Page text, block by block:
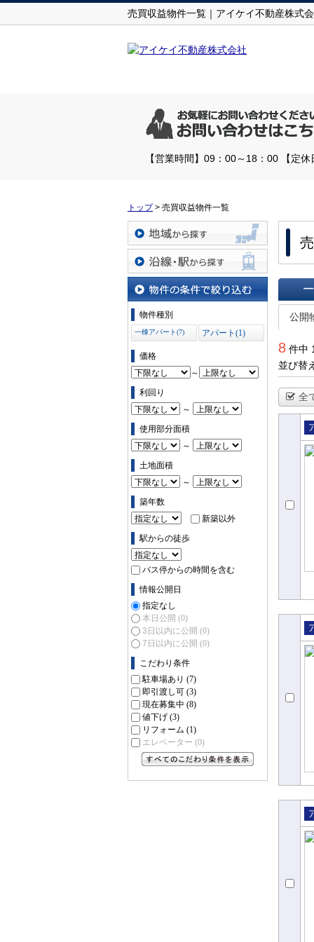
売買収益物件一覧｜アイケイ不動産株式
【営業時間】09：00～18：00 【定
トップ> 売買収益物件一覧
地域から探す
沿線・駅から探す
物件の条件で絞り込む
物件種別
一棟アパート(7) アパート(1)
価格
～
利回り
～
使用部分面積
～
土地面積
～
築年数
新築以外
駅からの徒歩
バス停からの時間を含む
情報公開日
指定なし
本日公開 (0)
3日以内に公開 (0)
7日以内に公開 (0)
こだわり条件
駐車場あり (7)
即引渡し可 (3)
現在募集中 (8)
値下げ (3)
リフォーム (1)
エレベーター (0)
一覧で
公開
8 件中
並び替え
全